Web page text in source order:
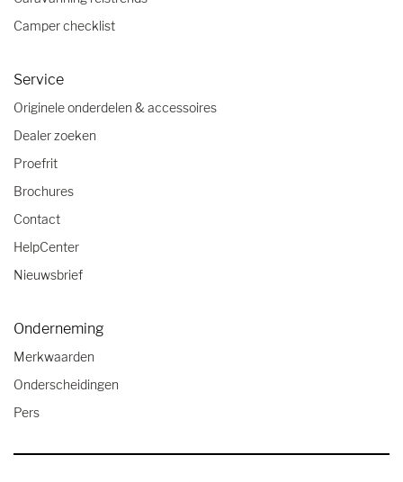
Camper checklist
Service
Originele onderdelen & accessoires
Dealer zoeken
Proefrit
Brochures
Contact
HelpCenter
Nieuwsbrief
Onderneming
Merkwaarden
Onderscheidingen
Pers